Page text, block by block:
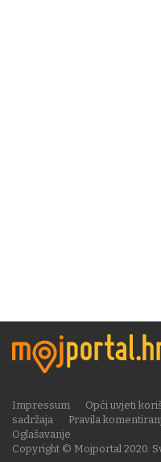
Copyright © Mojportal 2020.
Impressum Opći uvjeti
sadržaja
Pravila
Oglašavanje